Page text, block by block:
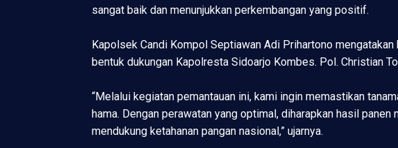
sangat baik dan menunjukkan perkembangan yang positif.
Kapolsek Candi Kompol Septiawan Adi Prihartono
bentuk dukungan Kapolresta Sidoarjo Kombes. Pol. Christian
“Melalui kegiatan pemantauan ini, kami ingin memastikan
hama. Dengan perawatan yang optimal, diharapkan hasil
mendukung ketahanan pangan nasional,” ujarnya.